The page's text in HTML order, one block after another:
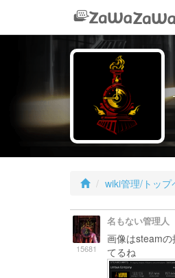
wiki管理/トップ
15681
名もない管理人
画像はsteam
てるね